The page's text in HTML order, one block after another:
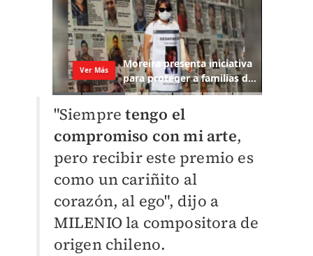
"Siempretengo el
compromiso con mi arte,
pero recibir este premio es
como un cariñito al
corazón, al ego", dijo a
MILENIO la compositora de
origen chileno.